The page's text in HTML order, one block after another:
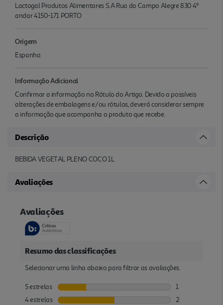
Lactogal Produtos Alimentares S.A Rua do Campo Alegre 830 4º
andar 4150-171 PORTO
Origem
Espanha
Informação Adicional
Confirmar a informação no Rótulo do Artigo. Devido a possíveis
alterações de embalagens e/ou rótulos, deverá considerar sempre
a informação que acompanha o produto que recebe.
Descrição
BEBIDA VEGETAL PLENO COCO 1L
Avaliações